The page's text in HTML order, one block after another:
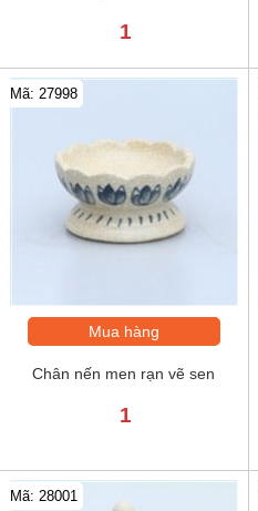
1
Mã: 27998
Mua hàng
Chân nến men rạn vẽ sen
1
Mã: 28001